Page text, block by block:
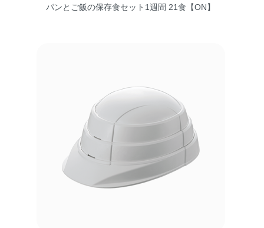
パンとご飯の保存食セット1週間 21食【ON】